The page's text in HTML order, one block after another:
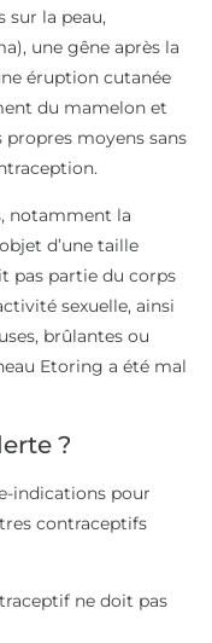
sur la peau,
une gêne après la
éruption cutanée
du mamelon et
propres moyens sans
notamment la
d’une taille
pas partie du corps
sexuelle, ainsi
brûlantes ou
Etoring a été mal
?
indications pour
contraceptifs
ne doit pas